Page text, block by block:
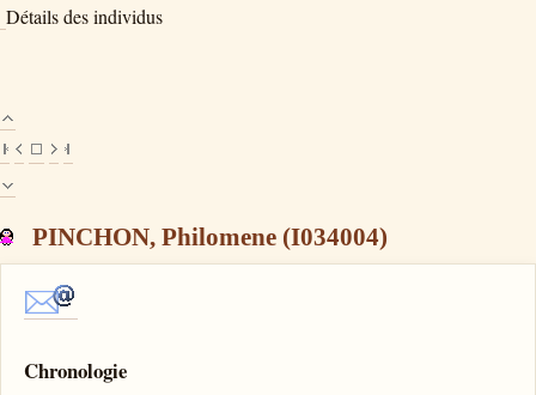
Détails des individus
PINCHON, Philomene (I034004)
Chronologie